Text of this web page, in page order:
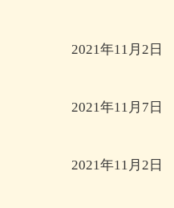
2021年11月2日
2021年11月7日
2021年11月2日